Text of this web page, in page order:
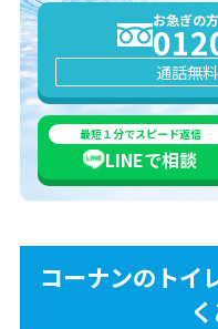
お急ぎの
通話無料
最短１分でスピード返信
LINEで相談
コーナンのトイ